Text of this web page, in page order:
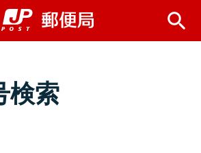
検索